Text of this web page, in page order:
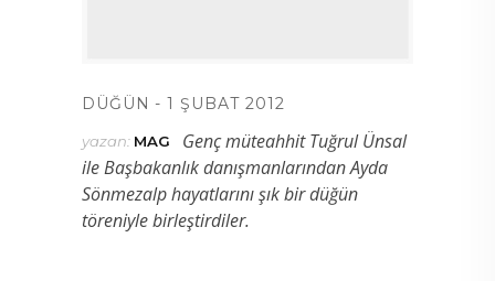
DÜĞÜN 1 ŞUBAT 2012
yazan: MAG
Genç müteahhit Tuğrul Ünsal
ile Başbakanlık danışmanlarından Ayda
Sönmezalp hayatlarını şık bir düğün
töreniyle birleştirdiler.